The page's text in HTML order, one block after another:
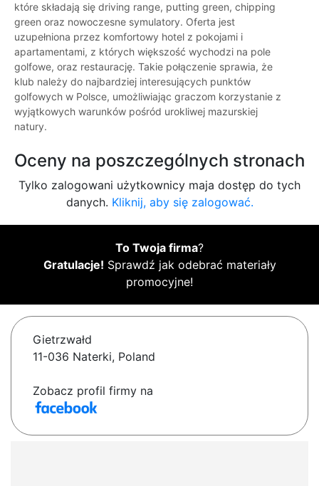
które składają się driving range, putting green, chipping
green oraz nowoczesne symulatory. Oferta jest
uzupełniona przez komfortowy hotel z pokojami i
apartamentami, z których większość wychodzi na pole
golfowe, oraz restaurację. Takie połączenie sprawia, że
klub należy do najbardziej interesujących punktów
golfowych w Polsce, umożliwiając graczom korzystanie z
wyjątkowych warunków pośród urokliwej mazurskiej
natury.
Oceny na poszczególnych stronach
Tylko zalogowani użytkownicy maja dostęp do tych
danych. Kliknij, aby się zalogować.
To Twoja firma?
Gratulacje! Sprawdź jak odebrać materiały
promocyjne!
Gietrzwałd
11-036 Naterki, Poland
Zobacz profil firmy na